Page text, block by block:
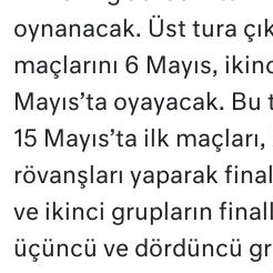
oynanacak. Üst tura
maçlarını 6 Mayıs,
Mayıs’ta oyayacak.
15 Mayıs’ta ilk maçları,
rövanşları yaparak
ve ikinci grupların
üçüncü ve dördüncü